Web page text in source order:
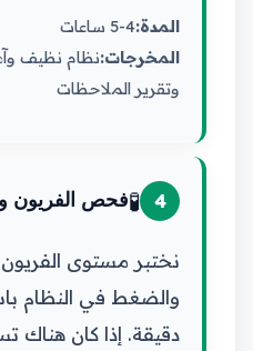
المدة:4-5 ساعات
المخرجات:نظام نظيف
وتقرير الملاحظات
4
🧪فحص الفريون
نختبر مستوى
والضغط في النظام
دقيقة. إذا كان هناك